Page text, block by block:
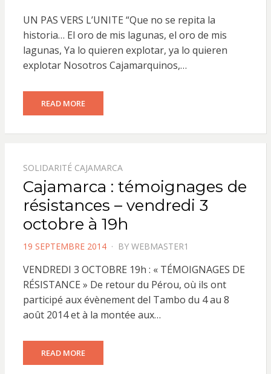
UN PAS VERS L’UNITE “Que no se repita la
historia… El oro de mis lagunas, el oro de mis
lagunas, Ya lo quieren explotar, ya lo quieren
explotar Nosotros Cajamarquinos,…
READ MORE
SOLIDARITÉ CAJAMARCA
Cajamarca : témoignages de
résistances – vendredi 3
octobre à 19h
POSTED
19 SEPTEMBRE 2014 BY WEBMASTER1
VENDREDI 3 OCTOBRE 19h : « TÉMOIGNAGES DE
RÉSISTANCE » De retour du Pérou, où ils ont
participé aux évènement del Tambo du 4 au 8
août 2014 et à la montée aux…
READ MORE